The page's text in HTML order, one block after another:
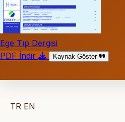
Ege Tıp Dergisi
PDF İndir
Kaynak Göster
TR EN